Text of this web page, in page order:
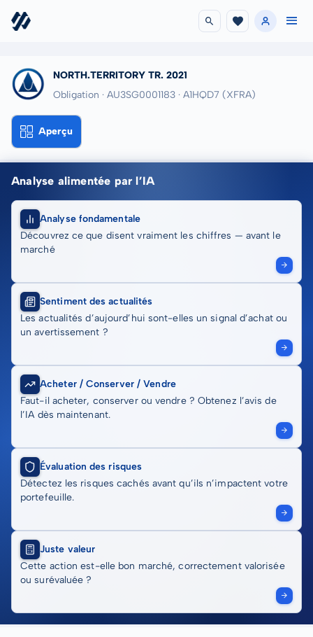
NORTH.TERRITORY TR. 2021
Obligation · AU3SG0001183 · A1HQD7 (XFRA)
Aperçu
Analyse alimentée par l’IA
Analyse fondamentale
Découvrez ce que disent vraiment les chiffres — avant le
marché
Sentiment des actualités
Les actualités d’aujourd’hui sont-elles un signal d’achat ou
un avertissement ?
Acheter / Conserver / Vendre
Faut-il acheter, conserver ou vendre ? Obtenez l’avis de
l’IA dès maintenant.
Évaluation des risques
Détectez les risques cachés avant qu’ils n’impactent votre
portefeuille.
Juste valeur
Cette action est-elle bon marché, correctement valorisée
ou surévaluée ?